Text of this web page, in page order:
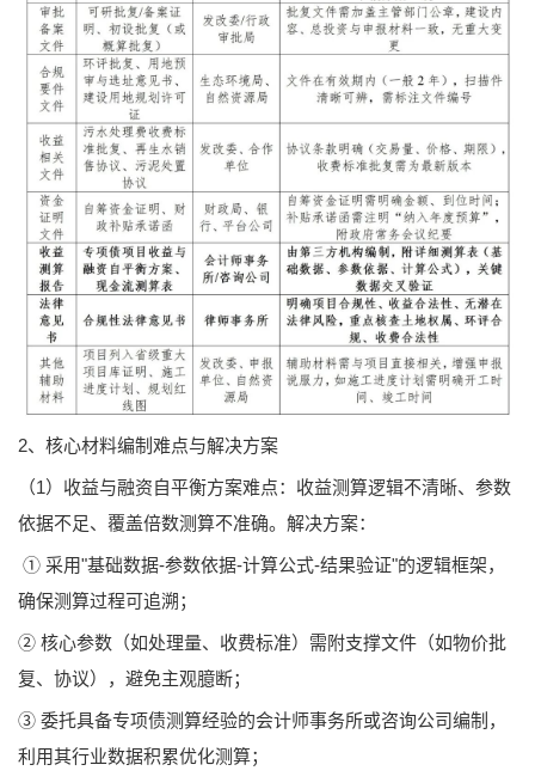
2、核心材料编制难点与解决方案
（1）收益与融资自平衡方案难点：收益测算逻辑不清晰、参数
依据不足、覆盖倍数测算不准确。解决方案：
① 采用"基础数据-参数依据-计算公式-结果验证"的逻辑框架，
确保测算过程可追溯；
② 核心参数（如处理量、收费标准）需附支撑文件（如物价批
复、协议），避免主观臆断；
③ 委托具备专项债测算经验的会计师事务所或咨询公司编制，
利用其行业数据积累优化测算；